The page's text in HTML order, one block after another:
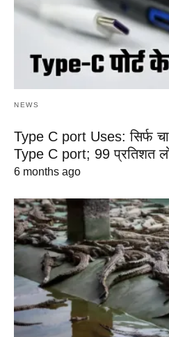
NEWS
Type C port Uses: सिर्फ
Type C port; 99 प्रतिशत
6 months ago